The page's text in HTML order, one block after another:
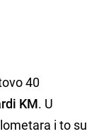
40
KM. U
i to su